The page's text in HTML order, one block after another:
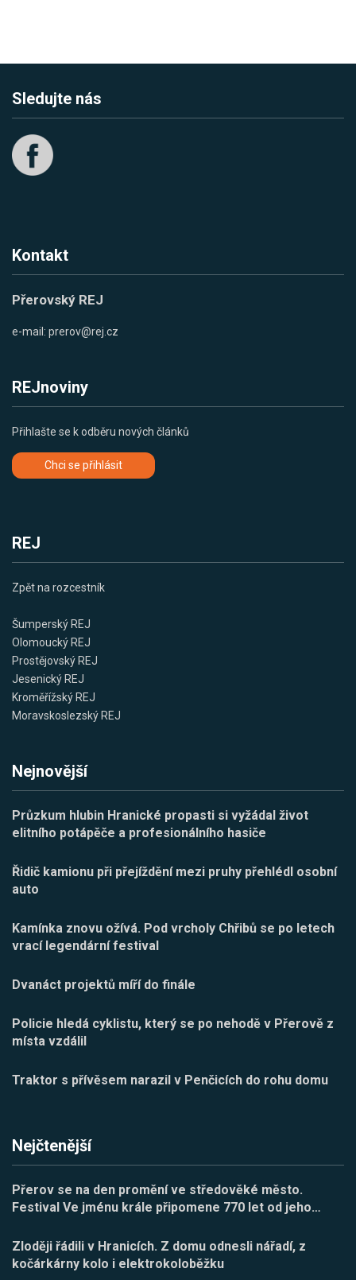
Sledujte nás
Kontakt
Přerovský REJ
e-mail: prerov@rej.cz
REJnoviny
Přihlašte se k odběru nových článků
Chci se přihlásit
REJ
Zpět na rozcestník
Šumperský REJ
Olomoucký REJ
Prostějovský REJ
Jesenický REJ
Kroměřížský REJ
Moravskoslezský REJ
Nejnovější
Průzkum hlubin Hranické propasti si vyžádal život
elitního potápěče a profesionálního hasiče
Řidič kamionu při přejíždění mezi pruhy přehlédl osobní
auto
Kamínka znovu ožívá. Pod vrcholy Chřibů se po letech
vrací legendární festival
Dvanáct projektů míří do finále
Policie hledá cyklistu, který se po nehodě v Přerově z
místa vzdálil
Traktor s přívěsem narazil v Penčicích do rohu domu
Nejčtenější
Přerov se na den promění ve středověké město.
Festival Ve jménu krále připomene 770 let od jeho…
Zloději řádili v Hranicích. Z domu odnesli nářadí, z
kočárkárny kolo i elektrokoloběžku